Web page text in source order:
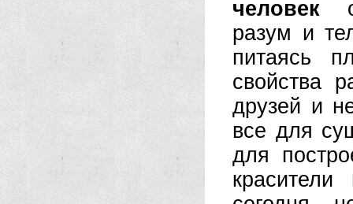
человек
разум и
питаясь
свойства
друзей и
все для
для